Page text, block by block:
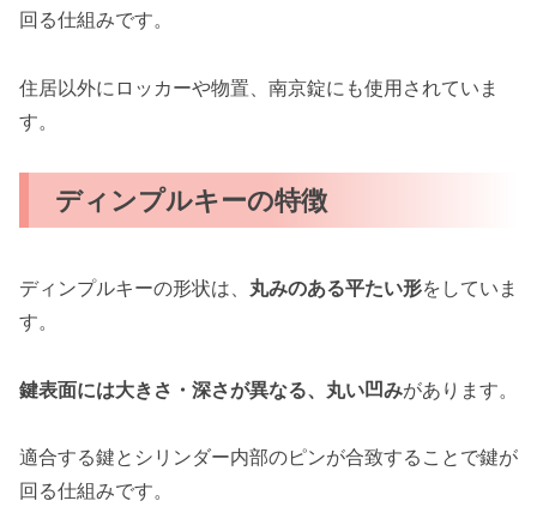
回る仕組みです。
住居以外にロッカーや物置、南京錠にも使用されていま
す。
ディンプルキーの特徴
ディンプルキーの形状は、 丸みのある平たい形をしていま
す。
鍵表面には大きさ・深さが異なる、丸い凹みがあります。
適合する鍵とシリンダー内部のピンが合致することで鍵が
回る仕組みです。